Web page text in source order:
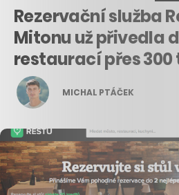
Rezervační služba
Mitonu už přivedla
restaurací přes
MICHAL PTÁČEK